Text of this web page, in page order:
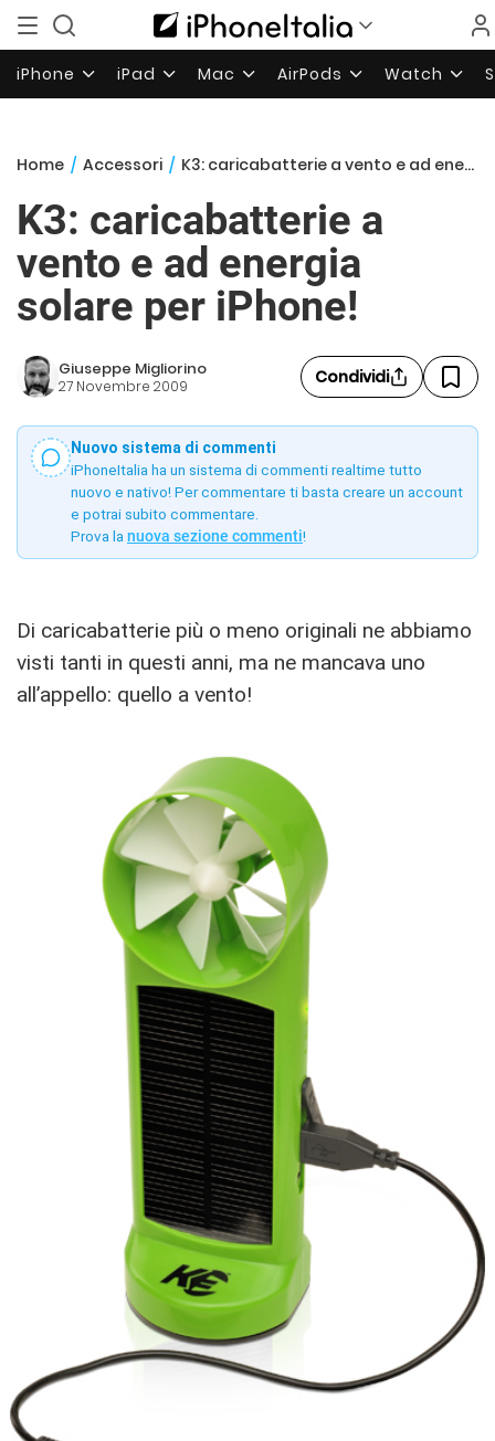
iPhone iPad Mac AirPods Watch
Home / Accessori / K3: caricabatterie a vento e ad energia solare per iPhone!
K3: caricabatterie a
vento e ad energia
solare per iPhone!
Giuseppe Migliorino
27 Novembre 2009 Condividi
Nuovo sistema di commenti
iPhoneItalia ha un sistema di commenti realtime tutto
nuovo e nativo! Per commentare ti basta creare un account
e potrai subito commentare.
Prova la nuova sezione commenti!
Di caricabatterie più o meno originali ne abbiamo
visti tanti in questi anni, ma ne mancava uno
all’appello: quello a vento!